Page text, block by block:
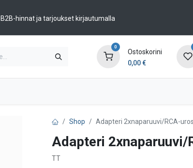
B2B-hinnat ja tarjoukset kirjautumalla
0
Ostoskorini
0,00€
Shop Adapteri 2xnaparuuvi/RCA-uros
Adapteri 2xnaparuuvi/
TT